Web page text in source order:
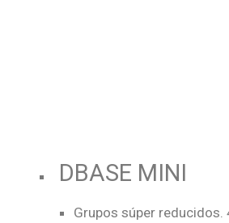
DBASE MINI
Grupos súper